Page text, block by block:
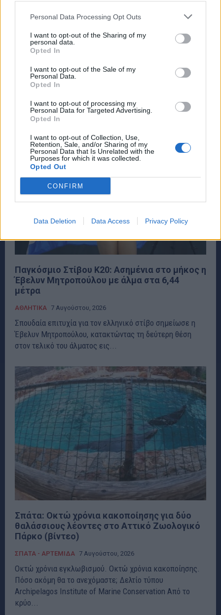
Personal Data Processing Opt Outs
I want to opt-out of the Sharing of my
personal data.
Opted In
I want to opt-out of the Sale of my
Personal Data.
Opted In
I want to opt-out of processing my
Personal Data for Targeted Advertising.
Opted In
I want to opt-out of Collection, Use,
Retention, Sale, and/or Sharing of my
Personal Data that Is Unrelated with the
Purposes for which it was collected.
Opted Out
CONFIRM
Data Deletion Data Access Privacy Policy
Παγκόσμιο Στίβου Κ20: Ασημένια στο μήκος η
Έβελυν Μητροπούλου με άλμα στα 6,44
μέτρα
ΑΘΛΗΤΙΚΑ 7 Αυγούστου, 2026
Σπουδαία επιτυχία για τον ελληνικό στίβο σημείωσε η
Έβελυν Μητροπούλου, κατακτώντας τη δεύτερη θέση
στον τελικό του άλματος εις...
Σπάτα: Οκτώ χρόνια κακοποίησης για δύο
θαλάσσιους λέοντες στο Αττικό Ζωολογικό
Πάρκο (βίντεο)
ΣΠΑΤΑ - ΑΡΤΕΜΙΔΑ 7 Αυγούστου, 2026
Οκτώ χρόνια εγκλωβισμού. Οκτώ χρόνια κακοποίησης.
Πόσο ακόμη θα το ανεχόμαστε; Δελτίο τύπου
Archipelagos Institute of Marine Conservation Από το
κρύο...